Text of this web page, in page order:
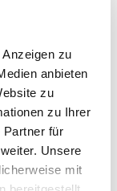
zu
anbieten
zu
zu Ihrer
Partner für
Unsere
mit
Duschen.
& Badewelt,
– du bist
.